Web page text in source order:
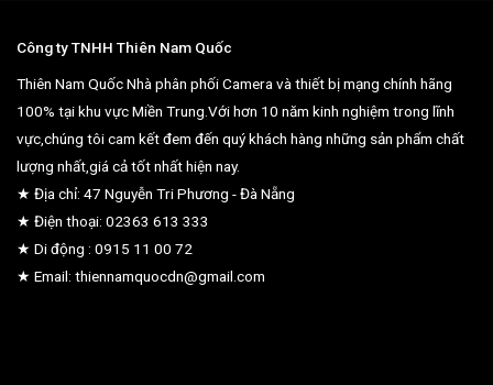
Công ty TNHH Thiên Nam Quốc
Thiên Nam Quốc Nhà phân phối Camera và thiết bị mạng chính hãng
100% tại khu vực Miền Trung.Với hơn 10 năm kinh nghiệm trong lĩnh
vực,chúng tôi cam kết đem đến quý khách hàng những sản phẩm chất
lượng nhất,giá cả tốt nhất hiện nay.
★ Địa chỉ: 47 Nguyễn Tri Phương - Đà Nẵng
★ Điện thoại: 02363 613 333
★ Di động : 0915 11 00 72
★ Email: thiennamquocdn@gmail.com